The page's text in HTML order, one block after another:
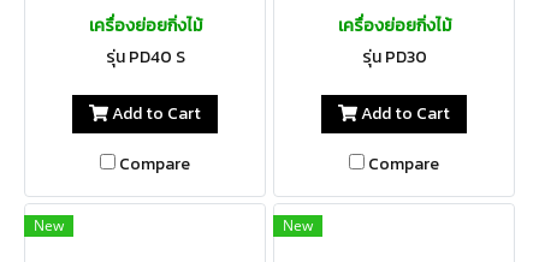
เครื่องย่อยกิ่งไม้
รุ่น PD40 S
Add to Cart
Compare
เครื่องย่อยกิ่งไม้
รุ่น PD30
Add to Cart
Compare
New New